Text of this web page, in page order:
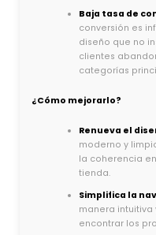
Baja tasa de
conversión es
diseño que no
clientes
categorías
¿Cómo mejorarlo?
Renueva el
moderno y
la coherencia
tienda.
Simplifica la
manera intuitiva
encontrar los